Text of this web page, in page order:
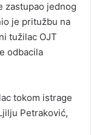
zastupao jednog
je pritužbu na
tužilac OJT
odbacila
tokom istrage
Petraković,